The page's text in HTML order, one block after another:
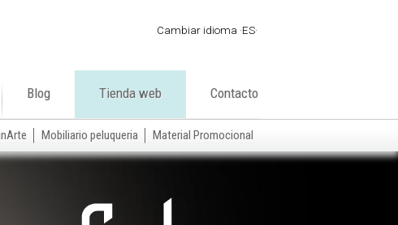
Cambiar idioma ES
·
DE
·
Mobiliario peluqueria Material Promocional
Blog Tienda web Contacto